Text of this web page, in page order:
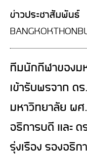
ข่าวประชาสัมพันธ์
ทีมนักกีฬาของม
เข้ารับพรจาก ด
มหาวิทยาลัย ผ
อธิการบดี และ
รุ่งเรือง รองอธิ